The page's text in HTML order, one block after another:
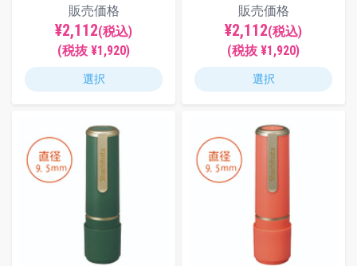
販売価格
¥2,112(税込)
(税抜 ¥1,920)
選択
販売価格
¥2,112(税込)
(税抜 ¥1,920)
選択